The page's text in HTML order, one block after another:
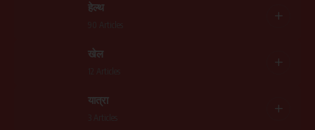
हेल्थ
खेल
यात्रा